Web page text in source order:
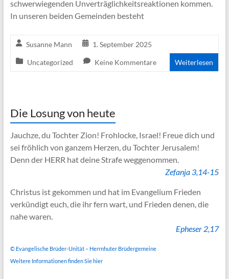
schwerwiegenden Unverträglichkeitsreaktionen kommen.
In unseren beiden Gemeinden besteht
Susanne Mann 1. September 2025
Uncategorized Keine Kommentare Weiterlesen
Die Losung von heute
Jauchze, du Tochter Zion! Frohlocke, Israel! Freue dich und
sei fröhlich von ganzem Herzen, du Tochter Jerusalem!
Denn der HERR hat deine Strafe weggenommen.
Zefanja 3,14-15
Christus ist gekommen und hat im Evangelium Frieden
verkündigt euch, die ihr fern wart, und Frieden denen, die
nahe waren.
Epheser 2,17
© Evangelische Brüder-Unität – Herrnhuter Brüdergemeine
Weitere Informationen finden Sie hier